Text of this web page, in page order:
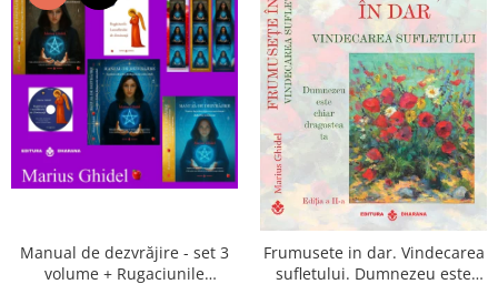
Manual de dezvrăjire - set 3
volume + Rugaciunile
Frumusete in dar. Vindecarea
sufletului. Dumnezeu este